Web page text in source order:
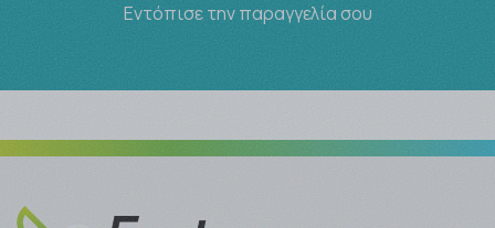
Εντόπισε την παραγγελία σου